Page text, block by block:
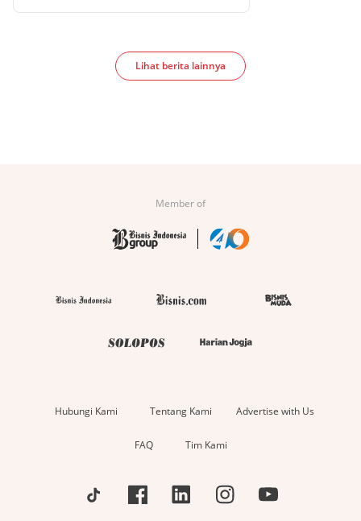
Lihat berita lainnya
Member of
Hubungi Kami Tentang Kami Advertise with Us
FAQ Tim Kami